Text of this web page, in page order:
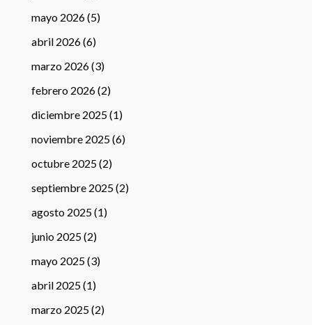
mayo 2026(5)
abril 2026(6)
marzo 2026(3)
febrero 2026(2)
diciembre 2025(1)
noviembre 2025(6)
octubre 2025(2)
septiembre 2025(2)
agosto 2025(1)
junio 2025(2)
mayo 2025(3)
abril 2025(1)
marzo 2025(2)